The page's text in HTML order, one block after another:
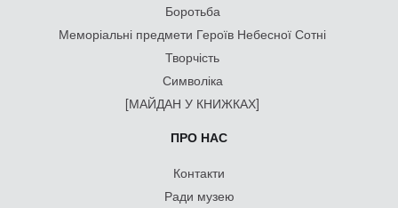
Боротьба
Меморіальні предмети Героїв Небесної Сотні
Творчість
Символіка
[МАЙДАН У КНИЖКАХ]
ПРО НАС
Контакти
Ради музею